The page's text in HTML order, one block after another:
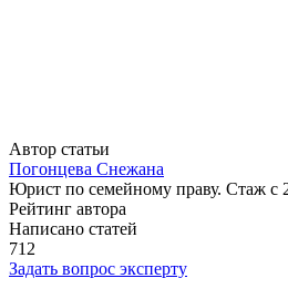
Автор статьи
Погонцева Снежана
Юрист по семейному праву. Стаж с
Рейтинг автора
Написано статей
712
Задать вопрос эксперту